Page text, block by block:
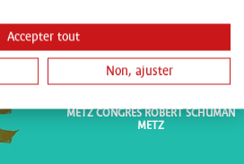
PMC STRASBOURG
VEN 15 JANVIER 2027
CHAUDEAU LUDRES
METZ CONGRÈS ROBERT SCHUMAN
METZ
Accepter tout
Non, ajuster